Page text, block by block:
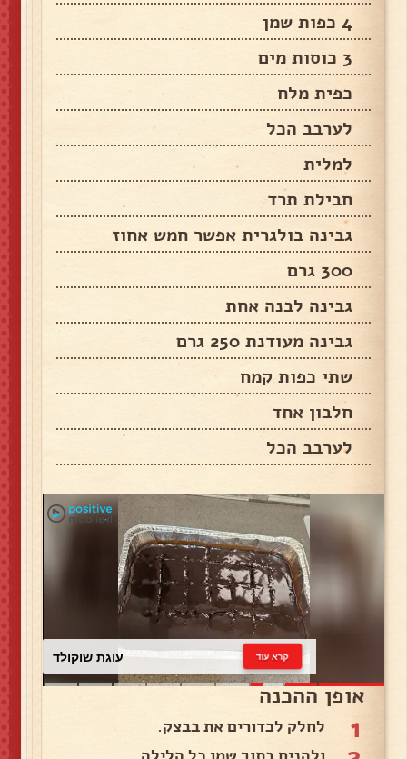
4 כפות שמן
3 כוסות מים
כפית מלח
לערבב הכל
למלית
חבילת תרד
גבינה בולגרית אפשר חמש אחוז
300 גרם
גבינה לבנה אחת
גבינה מעודנת 250 גרם
שתי כפות קמח
חלבון אחד
לערבב הכל
עוגת שוקולד קרא עוד
אופן ההכנה
1 לחלק לכדורים את בבצק.